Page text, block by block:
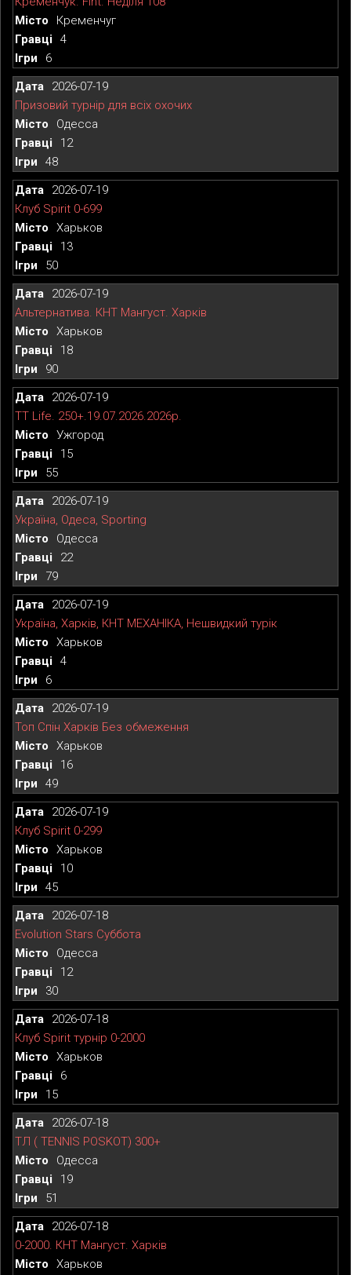
Кременчуг
4
6
2026-07-19
Призовий турнір для всіх охочих
Одесса
12
48
2026-07-19
Клуб Spirit 0-699
Харьков
13
50
2026-07-19
Альтернатива. КНТ Мангуст. Харків
Харьков
18
90
2026-07-19
TT Life. 250+.19.07.2026.2026р.
Ужгород
15
55
2026-07-19
Україна, Одеса, Sporting
Одесса
22
79
2026-07-19
Україна, Харків, КНТ МЕХАНІКА, Нешвидкий турік
Харьков
4
6
2026-07-19
Топ Спін Харків Без обмеження
Харьков
16
49
2026-07-19
Клуб Spirit 0-299
Харьков
10
45
2026-07-18
Evolution Stars Суббота
Одесса
12
30
2026-07-18
Клуб Spirit турнір 0-2000
Харьков
6
15
2026-07-18
ТЛ ( TENNIS POSKOT) 300+
Одесса
19
51
2026-07-18
0-2000. КНТ Мангуст. Харків
Харьков